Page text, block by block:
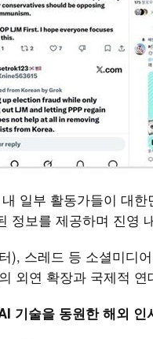
일부 활동가들이 대
정보를 제공하며 진영
), 스레드 등 소셜미디
외연 확장과 국제적
기술을 동원한 해외 인